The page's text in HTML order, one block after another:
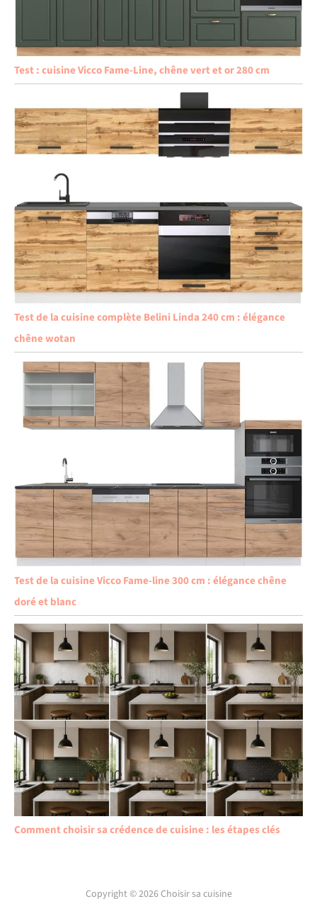
Test : cuisine Vicco Fame-Line, chêne vert et or 280 cm
Test de la cuisine complète Belini Linda 240 cm : élégance
chêne wotan
Test de la cuisine Vicco Fame-line 300 cm : élégance chêne
doré et blanc
Comment choisir sa crédence de cuisine : les étapes clés
Copyright © 2026 Choisir sa cuisine